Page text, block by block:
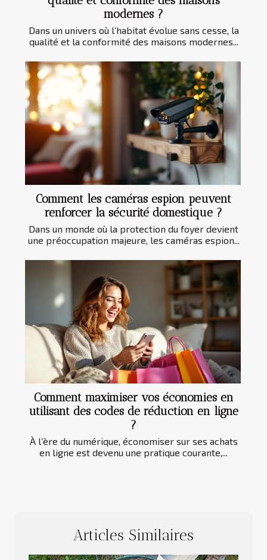
modernes ?
Dans un univers où l’habitat évolue sans cesse, la
qualité et la conformité des maisons modernes...
Comment les caméras espion peuvent
renforcer la sécurité domestique ?
Dans un monde où la protection du foyer devient
une préoccupation majeure, les caméras espion...
Comment maximiser vos économies en
utilisant des codes de réduction en ligne
?
À l’ère du numérique, économiser sur ses achats
en ligne est devenu une pratique courante,...
Articles Similaires